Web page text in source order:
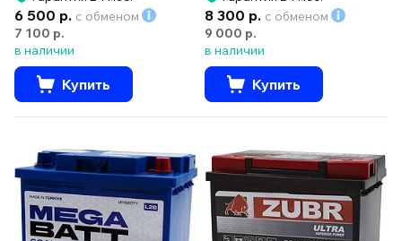
6 500 р. с обменом
7 100 р.
в наличии
Купить
8 300 р. с обменом
9 000 р.
в наличии
Купить